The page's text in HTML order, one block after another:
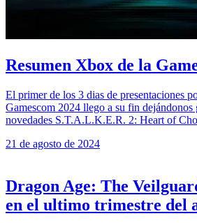
Resumen Xbox de la
El primer de los 3 dias de presentaciones
Gamescom 2024 llego a su fin dejándonos
novedades S.T.A.L.K.E.R. 2: Heart of
21 de agosto de 2024
Dragon Age: The
en el ultimo trimestre del